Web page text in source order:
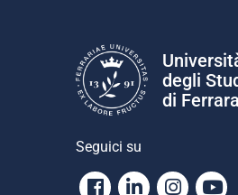
degli
di Ferrara
Seguici su
Facebook
Linkedin